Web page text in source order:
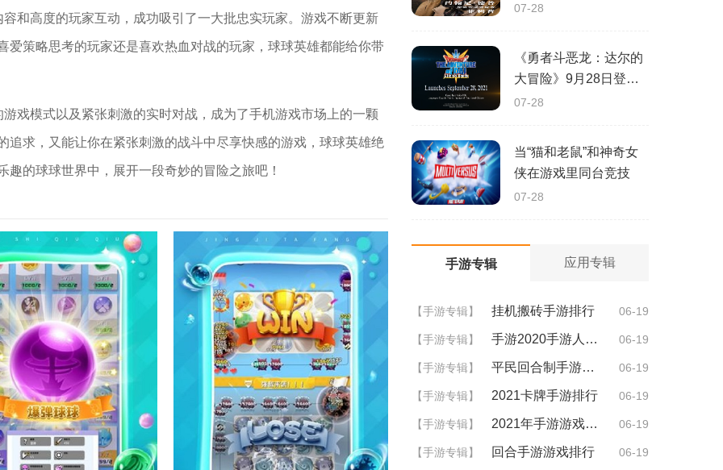
和高度的玩家互动，成功吸引了一大批忠实玩家。游戏不断更新
爱策略思考的玩家还是喜欢热血对战的玩家，球球英雄都能给你带
戏模式以及紧张刺激的实时对战，成为了手机游戏市场上的一颗
追求，又能让你在紧张刺激的战斗中尽享快感的游戏，球球英雄绝
的球球世界中，展开一段奇妙的冒险之旅吧！
07-28
《勇者斗恶龙：达尔的
大冒险》9月28日登陆
苹果谷歌应用商店
07-28
当“猫和老鼠”和神奇女
侠在游戏里同台竞技
07-28
手游专辑 应用专辑
【手游专辑】 挂机搬砖手游排行 06-19
【手游专辑】 手游2020手游人气排行 06-19
【手游专辑】 平民回合制手游排行 06-19
【手游专辑】 2021卡牌手游排行 06-19
【手游专辑】 2021年手游游戏排行 06-19
【手游专辑】 回合手游游戏排行 06-19